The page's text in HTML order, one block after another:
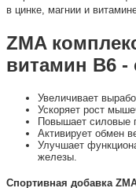
в цинке, магнии и
ZMA
витамин В6
Увеличивает
Ускоряет рост
Повышает силовые
Активирует обмен
Улучшает
железы.
Спортивная добавка